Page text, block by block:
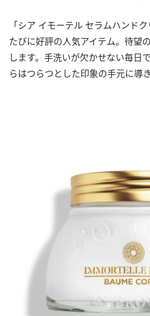
「シア イモーテル セラムハンド
たびに好評の人気アイテム。待望
します。手洗いが欠かせない毎日
らはつらつとした印象の手元に導き